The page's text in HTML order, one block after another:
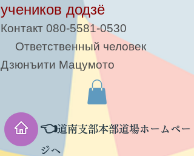
учеников додзё
Контакт 080-5581-0530
Ответственный человек
Дзюнъити Мацумото
👈道南支部本部道場ホームペー
ジへ